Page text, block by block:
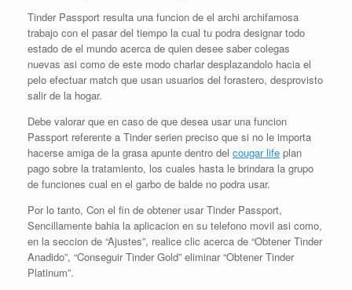
Tinder Passport resulta una funcion de el archi archifamosa
trabajo con el pasar del tiempo la cual tu podra designar todo
estado de el mundo acerca de quien desee saber colegas
nuevas asi­ como de este modo charlar desplazandolo hacia el
pelo efectuar match que usan usuarios del forastero, desprovisto
salir de la hogar.
Debe valorar que en caso de que desea usar una funcion
Passport referente a Tinder seri­en preciso que si no le importa
hacerse amiga de la grasa apunte dentro del cougar life plan
pago sobre la tratamiento, los cuales hasta le brindara la grupo
de funciones cual en el garbo de balde no podra usar.
Por lo tanto, Con el fin de obtener usar Tinder Passport,
Sencillamente bahia la aplicacion en su telefono movil asi­ como,
en la seccion de “Ajustes”, realice clic acerca de “Obtener Tinder
Anadido”, “Conseguir Tinder Gold” eliminar “Obtener Tinder
Platinum”.